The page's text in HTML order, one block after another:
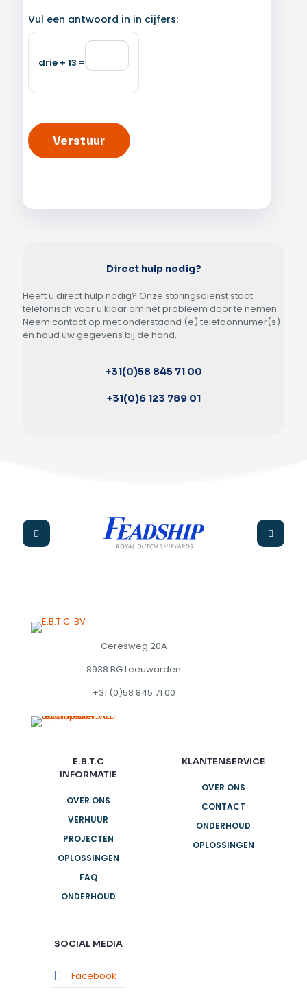
Vul een antwoord in in cijfers:
drie + 13 =
Direct hulp nodig?
Heeft u direct hulp nodig? Onze storingsdienst staat
telefonisch voor u klaar om het probleem door te nemen.
Neem contact op met onderstaand (e) telefoonnumer(s)
en houd uw gegevens bij de hand.
+31(0)58 845 71 00
+31(0)6 123 789 01
Ceresweg 20A
8938 BG Leeuwarden
+31 (0)58 845 71 00
E.B.T.C
INFORMATIE
OVER ONS
VERHUUR
PROJECTEN
OPLOSSINGEN
FAQ
ONDERHOUD
KLANTENSERVICE
OVER ONS
CONTACT
ONDERHOUD
OPLOSSINGEN
SOCIAL MEDIA
Facebook